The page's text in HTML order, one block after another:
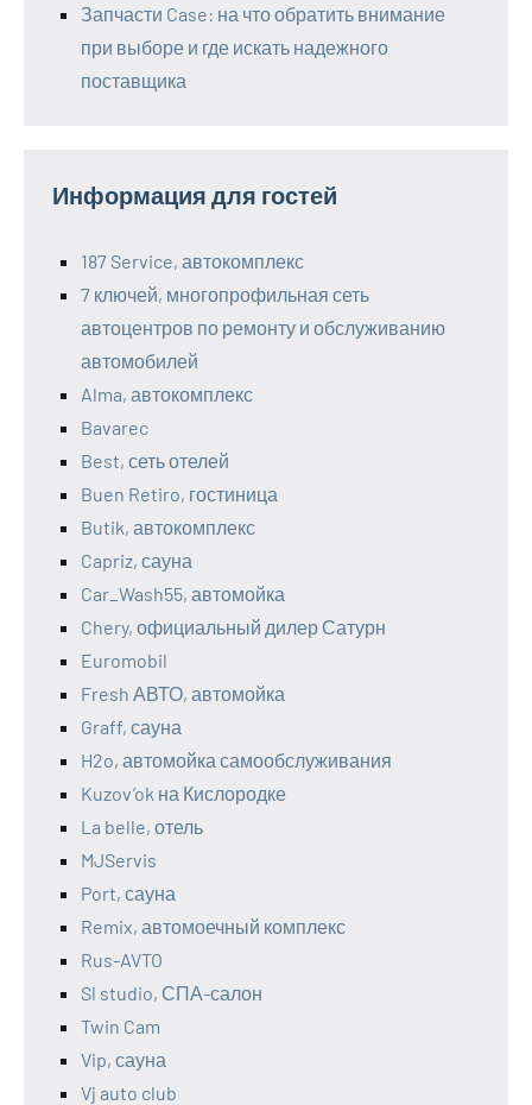
Запчасти Case: на что обратить внимание
при выборе и где искать надежного
поставщика
Информация для гостей
187 Service, автокомплекс
7 ключей, многопрофильная сеть
автоцентров по ремонту и обслуживанию
автомобилей
Alma, автокомплекс
Bavarec
Best, сеть отелей
Buen Retiro, гостиница
Butik, автокомплекс
Capriz, сауна
Car_Wash55, автомойка
Chery, официальный дилер Сатурн
Euromobil
Fresh АВТО, автомойка
Graff, сауна
H2o, автомойка самообслуживания
Kuzov’ok на Кислородке
La belle, отель
MJServis
Port, сауна
Remix, автомоечный комплекс
Rus-AVTO
Sl studio, СПА-салон
Twin Cam
Vip, сауна
Vj auto club